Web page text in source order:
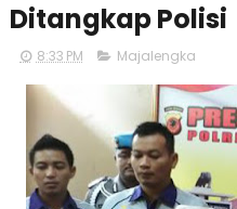
Ditangkap Polisi
8:33 PM Majalengka